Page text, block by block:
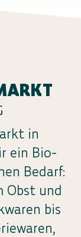
in
ein Bio-
Bedarf:
Obst und
bis